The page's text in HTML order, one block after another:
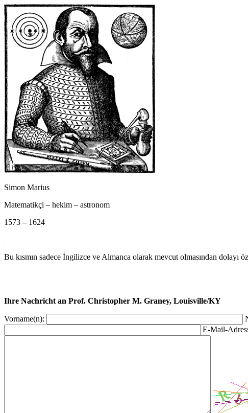
Simon Marius
Matematikçi – hekim – astronom
1573 – 1624
Bu kısmın sadece İngilizce ve Almanca olarak mevcut olmasından dolayı
Ihre Nachricht an Prof. Christopher M. Graney, Louisville/KY
Vorname(n):
E-Mail-